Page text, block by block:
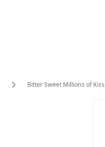
Bitter Sweet Millions of Kiss